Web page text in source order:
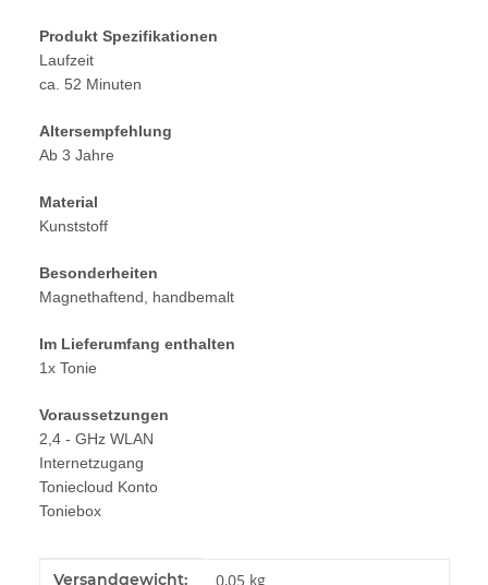
Produkt Spezifikationen
Laufzeit
ca. 52 Minuten
Altersempfehlung
Ab 3 Jahre
Material
Kunststoff
Besonderheiten
Magnethaftend, handbemalt
Im Lieferumfang enthalten
1x Tonie
Voraussetzungen
2,4 - GHz WLAN
Internetzugang
Toniecloud Konto
Toniebox
Produkteigenschaft
Wert
Versandgewicht: 0,05 kg